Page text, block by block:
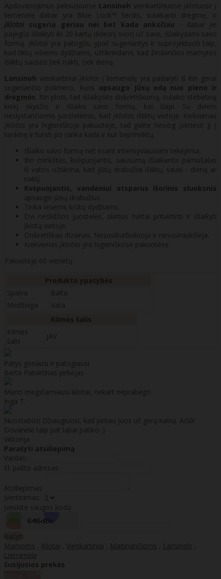
Apdovanojimus pelniusiuose Lansinoh vienkartiniuose įklotuose
liemenėlę dabar yra Blue Lock™ šerdis, sulaikanti drėgmę, o
įklotai sugeria geriau nei bet kada anksčiau - dabar jie
pajėgūs išlaikyti iki 20 kartų didesnį svorį už save, išlaikydami savo
formą. Įklotai yra patogūs, ypač sugeriantys ir suprojektuoti taip,
kad tiktų visiems dydžiams, užtikrindami, kad žindančios mamytės
išliktų sausos tiek naktį, tiek dieną.
Lansinoh vienkartiniai įklotai į liemenėlę yra padaryti iš itin gerai
sugeriančio polimero, kuris apsaugo Jūsų odą nuo pieno ir
drėgmės . Itin ploni, tad išlaikysite diskretiškumą, sulaiko stebėtiną
kiekį skysčio ir išlaiko savo formą, kai šlapi. Su dviem
neslystančiomis juostelėmis, kad įklotas išliktų vietoje. Kiekvienas
įklotas yra higieniškoje pakuotėje, tad galite tiesiog įsimesti jį į
rankinę ir turėti po ranka kada ir kur beprireiktų.
Išlaiko savo formą net esant intensyviausiam tekėjimui.
Itin minkštas, kvėpuojantis, sausumą išlaikantis pamušalas
iš vatos užtikrina, kad jūsų drabužiai išliktų sausi - dieną ar
naktį.
Kvėpuojantis, vandeniui atsparus išorinis sluoksnis
apsaugo jūsų drabužius.
Tinka visiems krūtų dydžiams.
Dvi neslidžios juostelės, skirtos tvirtai pritvirtinti ir išlaikyti
įklotą vietoje.
Diskretiškas dizainas. Nesusiburbuliuoja ir nesusiraukšlėja.
Kiekvienas įklotas yra higieniškose pakuotėse.
Pakuotėje 60 vienetų.
Spalva
Balta
Medžiaga
Vata
Kilmės
šalis
JAV
Patys geriausi ir patogiausi
Berta Patvirtinas pirkėjas
Mano megstamiausi iklotai, nekart neprabego.
Inga T.
Nuostabūs! Džiaugiuosi, kad pirkau juos už gerą kainą. Ačiū!
Dovanėlė taip pat labai patiko :)
Viktorija
Parašyti atsiliepimą
Vardas:
El. pašto adresas:
Atsiliepimas:
Įvertinimas:
Įveskite saugos kodą:
Rašyti
Mamoms , Įklotai , Vienkartiniai , Maitinančioms , Lansinoh ,
Liemenėlę
Susijusios prekės